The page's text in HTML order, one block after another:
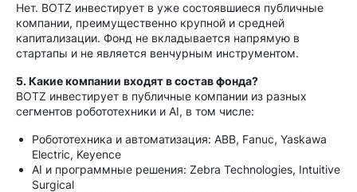
Нет. BOTZ инвестирует в уже состоявшиеся публичные
компании, преимущественно крупной и средней
капитализации. Фонд не вкладывается напрямую в
стартапы и не является венчурным инструментом.
5. Какие компании входят в состав фонда?
BOTZ инвестирует в публичные компании из разных
сегментов робототехники и AI, в том числе:
Робототехника и автоматизация: ABB, Fanuc, Yaskawa
Electric, Keyence
AI и программные решения: Zebra Technologies, Intuitive
Surgical